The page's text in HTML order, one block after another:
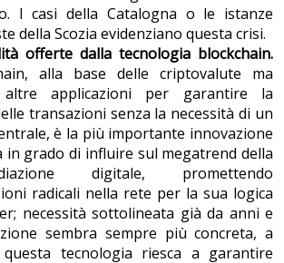
I casi della Catalogna o le istanze
della Scozia evidenziano questa crisi.
offerte dalla tecnologia blockchain.
alla base delle criptovalute ma
applicazioni per garantire la
transazioni senza la necessità di un
è la più importante innovazione
in grado di influire sul megatrend della
digitale, promettendo
radicali nella rete per la sua logica
necessità sottolineata già da anni e
sembra sempre più concreta, a
tecnologia riesca a garantire